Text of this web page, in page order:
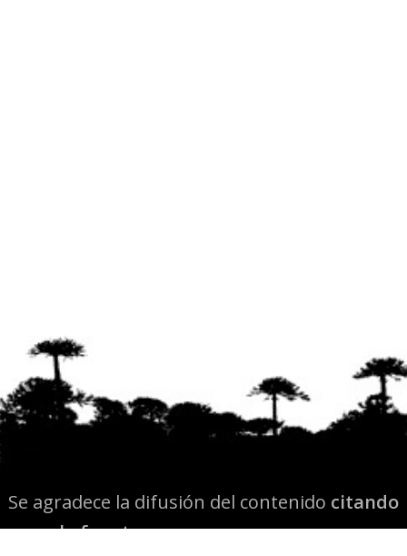
Se agradece la difusión del contenido citando
la fuente www.mapuexpress.org